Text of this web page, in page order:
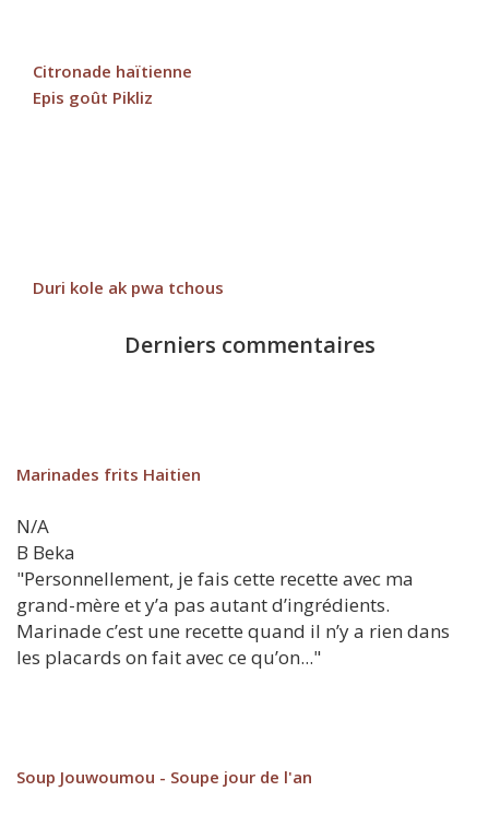
Citronade haïtienne
Epis goût Pikliz
Duri kole ak pwa tchous
Derniers commentaires
Marinades frits Haitien
N/A
B Beka
"Personnellement, je fais cette recette avec ma
grand-mère et y’a pas autant d’ingrédients.
Marinade c’est une recette quand il n’y a rien dans
les placards on fait avec ce qu’on..."
Soup Jouwoumou - Soupe jour de l'an